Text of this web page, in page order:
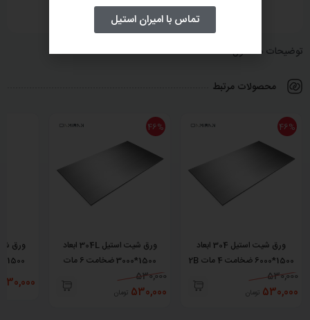
توضیحات محصول
محصولات مرتبط
46%
ورق شیت استیل 304 ابعاد
1500*6000 ضخامت 4 مات 2B
530,000
530,000 تومان
46%
ورق شیت استیل 304L ابعاد
1500*3000 ضخامت 6 مات
530,000
530,000 تومان
تماس با امیران استیل